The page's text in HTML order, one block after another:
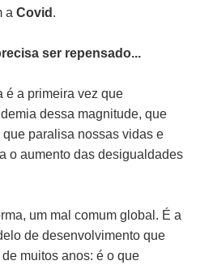
aCovid .
ser repensado...
é a primeira vez que
dessa magnitude, que
paralisa nossas vidas e
o aumento das desigualdades
um mal comum global. É a
de desenvolvimento que
muitos anos: é o que